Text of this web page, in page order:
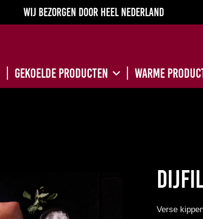
Wij bezorgen door heel Nederland
Gekoelde producten Warme
Verse